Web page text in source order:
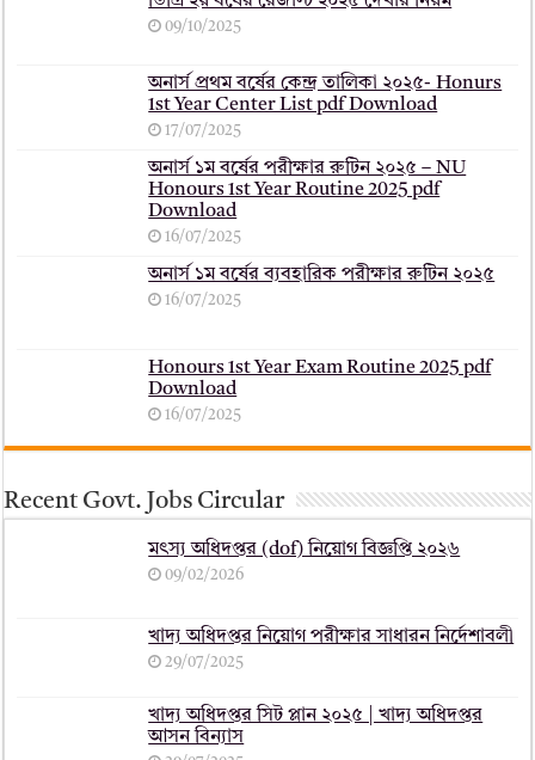
09/10/2025
অনার্স প্রথম বর্ষের কেন্দ্র তালিকা ২০২৫- Honurs
1st Year Center List pdf Download
17/07/2025
অনার্স ১ম বর্ষের পরীক্ষার রুটিন ২০২৫ – NU
Honours 1st Year Routine 2025 pdf
Download
16/07/2025
অনার্স ১ম বর্ষের ব্যবহারিক পরীক্ষার ‍রুটিন ২০২৫
16/07/2025
Honours 1st Year Exam Routine 2025 pdf
Download
16/07/2025
Recent Govt. Jobs Circular
মৎস্য অধিদপ্তর (dof) নিয়োগ বিজ্ঞপ্তি ২০২৬
09/02/2026
খাদ্য অধিদপ্তর নিয়োগ পরীক্ষার সাধারন নির্দেশাবলী
29/07/2025
খাদ্য অধিদপ্তর সিট প্লান ২০২৫ | খাদ্য অধিদপ্তর
আসন বিন্যাস